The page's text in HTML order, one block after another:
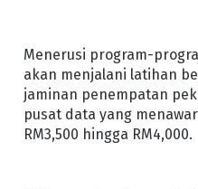
Menerusi program-
akan menjalani latihan
jaminan penempatan
pusat data yang
RM3,500 hingga RM4,000.